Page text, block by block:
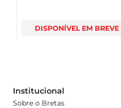
DISPONÍVEL EM BREVE
Institucional
Sobre o Bretas